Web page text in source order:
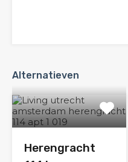
Alternatieven
Herengracht